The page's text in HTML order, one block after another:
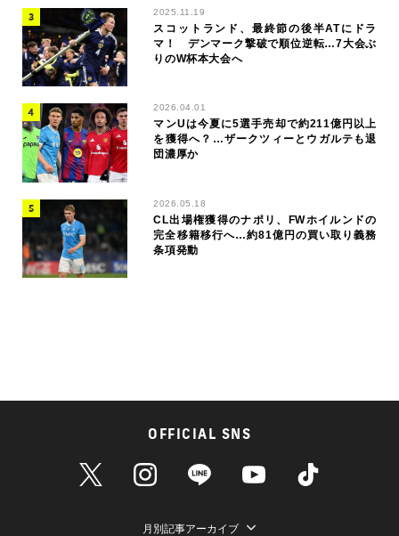
2025.11.19
スコットランド、最終節の後半ATにドラ
マ！ デンマーク撃破で順位逆転…7大会ぶ
りのW杯本大会へ
2026.04.01
マンUは今夏に5選手売却で約211億円以上
を獲得へ？…ザークツィーとウガルテも退
団濃厚か
2026.05.18
CL出場権獲得のナポリ、FWホイルンドの
完全移籍移行へ…約81億円の買い取り義務
条項発動
OFFICIAL SNS
月別記事アーカイブ